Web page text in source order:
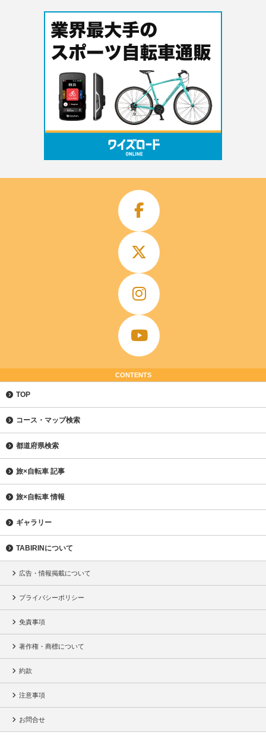
CONTENTS
TOP
コース・マップ検索
都道府県検索
旅×自転車 記事
旅×自転車 情報
ギャラリー
TABIRINについて
広告・情報掲載について
プライバシーポリシー
免責事項
著作権・商標について
約款
注意事項
お問合せ